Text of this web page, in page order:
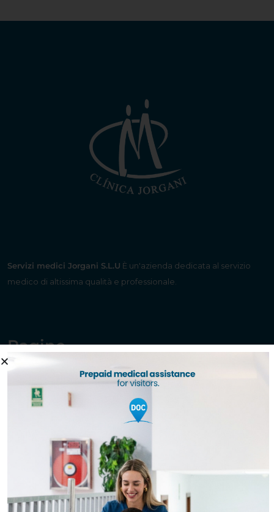
Servizi medici Jorgani S.L.U È un'azienda dedicata al servizio
medico di altissima qualità e professionale.
Pagine
Specialità
Chirurgia Vascolare
Ginecologia E Ostetricia